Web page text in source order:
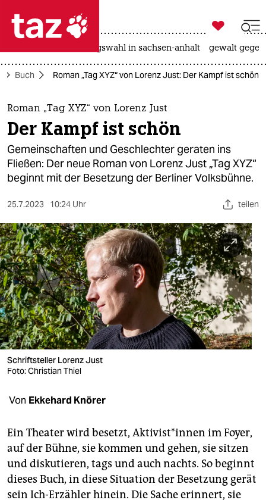
 taz zahl ich
taz zahl ich
themen
politik
öko
gesellschaft
sport
berlin
nord
wahrheit
verlag
verlag
veranstaltungen
fragen & hilfe
unterstützen
abo

taz zahl ich
landtagswahl in sachsen-anhalt gewalt
Buch Roman „Tag XYZ“ von Lorenz Just: Der Kampf ist schön
Roman „Tag XYZ“ von Lorenz Just
Der Kampf ist schön
Gemeinschaften und Geschlechter geraten ins
Fließen: Der neue Roman von Lorenz Just „Tag XYZ“
beginnt mit der Besetzung der Berliner Volksbühne.
25.7.2023 10:24 Uhr teilen
Schriftsteller Lorenz Just
Foto: Christian Thiel
Von Ekkehard Knörer
Ein Theater wird besetzt, Ak­ti­vis­t*in­nen im Foyer,
auf der Bühne, sie kommen und gehen, sie sitzen
und diskutieren, tags und auch nachts. So beginnt
dieses Buch, in diese Situation der Besetzung gerät
sein Ich-Erzähler hinein. Die Sache erinnert, sie